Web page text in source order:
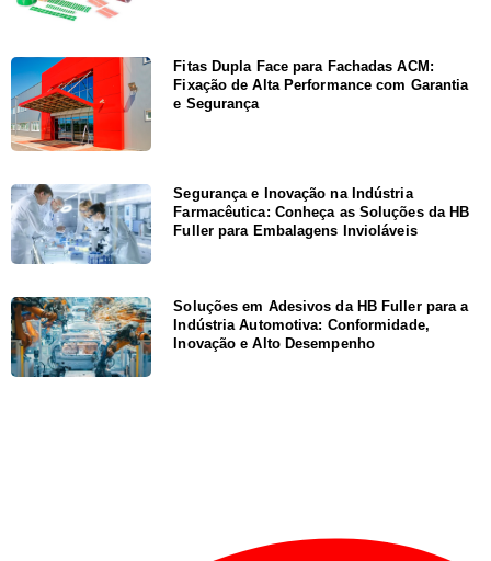
Fitas Dupla Face para Fachadas ACM:
Fixação de Alta Performance com Garantia
e Segurança
Segurança e Inovação na Indústria
Farmacêutica: Conheça as Soluções da HB
Fuller para Embalagens Invioláveis
Soluções em Adesivos da HB Fuller para a
Indústria Automotiva: Conformidade,
Inovação e Alto Desempenho